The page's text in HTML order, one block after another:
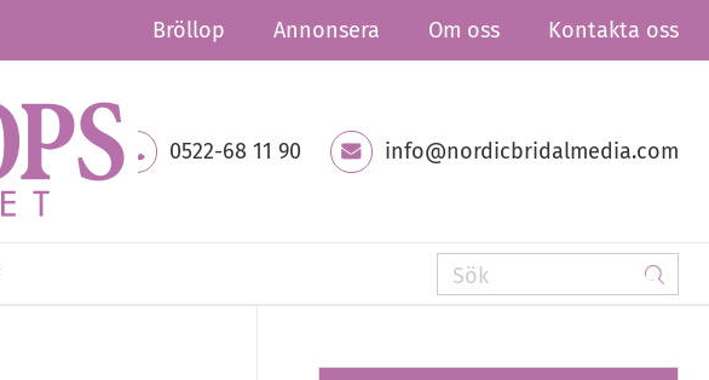
Bröllop Annonsera Om oss Kontakta oss
0522-68 11 90 info@nordicbridalmedia.com